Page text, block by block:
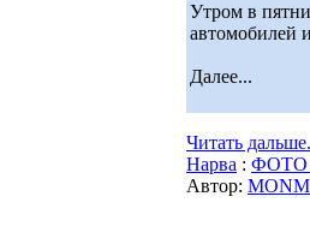
Утром в
автомобилей
Далее...
Читать
Нарва : ФОТО
Автор: